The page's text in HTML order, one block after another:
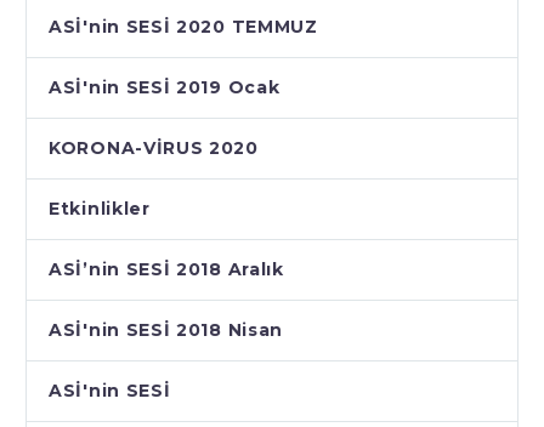
ASİ'nin SESİ 2020 TEMMUZ
ASİ'nin SESİ 2019 Ocak
KORONA-VİRUS 2020
Etkinlikler
ASİ’nin SESİ 2018 Aralık
ASİ'nin SESİ 2018 Nisan
ASİ'nin SESİ